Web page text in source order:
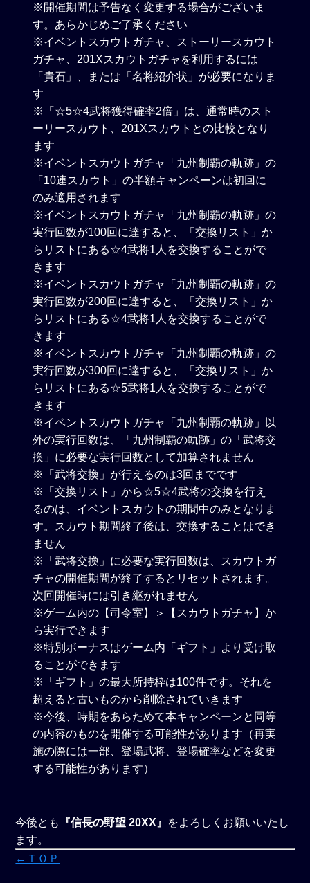
※開催期間は予告なく変更する場合がございま
す。あらかじめご了承ください
※イベントスカウトガチャ、ストーリースカウト
ガチャ、201Xスカウトガチャを利用するには
「貴石」、または「名将紹介状」が必要になりま
す
※「☆5☆4武将獲得確率2倍」は、通常時のスト
ーリースカウト、201Xスカウトとの比較となり
ます
※イベントスカウトガチャ「九州制覇の軌跡」の
「10連スカウト」の半額キャンペーンは初回に
のみ適用されます
※イベントスカウトガチャ「九州制覇の軌跡」の
実行回数が100回に達すると、「交換リスト」か
らリストにある☆4武将1人を交換することがで
きます
※イベントスカウトガチャ「九州制覇の軌跡」の
実行回数が200回に達すると、「交換リスト」か
らリストにある☆4武将1人を交換することがで
きます
※イベントスカウトガチャ「九州制覇の軌跡」の
実行回数が300回に達すると、「交換リスト」か
らリストにある☆5武将1人を交換することがで
きます
※イベントスカウトガチャ「九州制覇の軌跡」以
外の実行回数は、「九州制覇の軌跡」の「武将交
換」に必要な実行回数として加算されません
※「武将交換」が行えるのは3回までです
※「交換リスト」から☆5☆4武将の交換を行え
るのは、イベントスカウトの期間中のみとなりま
す。スカウト期間終了後は、交換することはでき
ません
※「武将交換」に必要な実行回数は、スカウトガ
チャの開催期間が終了するとリセットされます。
次回開催時には引き継がれません
※ゲーム内の【司令室】＞【スカウトガチャ】か
ら実行できます
※特別ボーナスはゲーム内「ギフト」より受け取
ることができます
※「ギフト」の最大所持枠は100件です。それを
超えると古いものから削除されていきます
※今後、時期をあらためて本キャンペーンと同等
の内容のものを開催する可能性があります（再実
施の際には一部、登場武将、登場確率などを変更
する可能性があります）
今後とも 『信長の野望 20XX』 をよろしくお願いいたし
ます。
←ＴＯＰ